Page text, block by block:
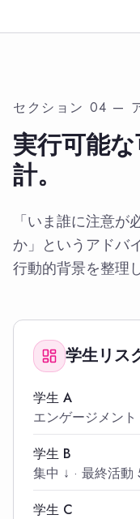
セクション 04 —
実行可能
計。
「いま誰に注意
か」というアドバ
行動的背景を整理
学生リス
学生 A
エンゲージメント
学生 B
集中 ↓ · 最終活動
学生 C